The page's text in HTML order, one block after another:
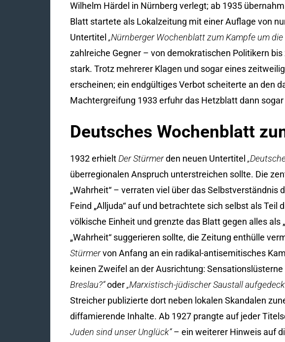
Wilhelm Härdel in Nürnberg verlegt; ab 1935
Blatt startete als Lokalzeitung mit einer Auflage von
Untertitel „Nürnberger Wochenblatt zum Kampfe um die
zahlreiche Gegner – von demokratischen Politikern
stark. Trotz mehrerer Klagen und sogar eines
erscheinen; ein endgültiges Verbot scheiterte an den
Machtergreifung 1933 erfuhr das Hetzblatt dann
Deutsches Wochenblatt
1932 erhielt Der Stürmerden neuen Untertitel
überregionalen Anspruch unterstreichen sollte. Die
„Wahrheit“ – verraten viel über das
Feind „Alljuda“ auf und betrachtete sich selbst als Teil
völkische Einheit und grenzte das Blatt gegen alles
„Wahrheit“ suggerieren sollte, die Zeitung enthülle
Stürmervon Anfang an ein radikal-antisemitisches
keinen Zweifel an der Ausrichtung:
Breslau?“oder„Marxistisch-jüdischer Saustall
Streicher publizierte dort neben lokalen Skandalen
diffamierende Inhalte. Ab 1927 prangte auf jeder
Juden sind unser Unglück“– ein weiterer Hinweis auf